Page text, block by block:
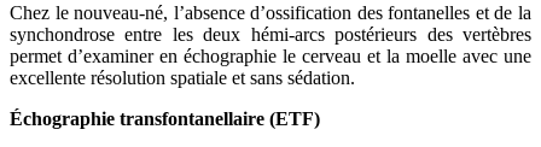
Chez le nouveau-né, l’absence d’ossification des fontanelles et de la
synchondrose entre les deux hémi-arcs postérieurs des vertèbres
permet d’examiner en échographie le cerveau et la moelle avec une
excellente résolution spatiale et sans sédation.
Échographie transfontanellaire (ETF)